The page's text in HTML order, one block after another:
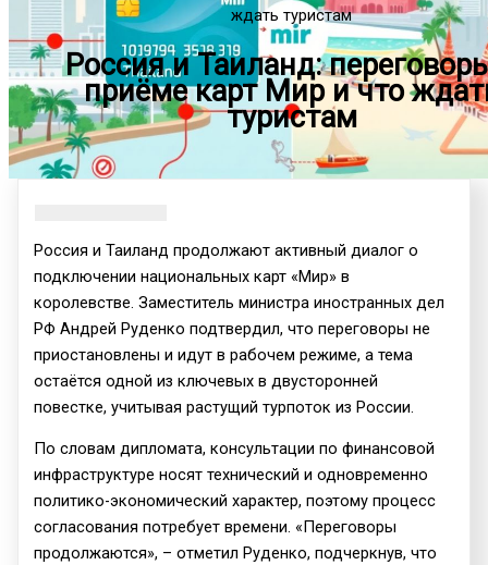
ждать туристам
Россия и Таиланд:
приёме карт Мир и что
туристам
Россия и Таиланд продолжают активный диалог о
подключении национальных карт «Мир» в
королевстве. Заместитель министра иностранных дел
РФ Андрей Руденко подтвердил, что переговоры не
приостановлены и идут в рабочем режиме, а тема
остаётся одной из ключевых в двусторонней
повестке, учитывая растущий турпоток из России.
По словам дипломата, консультации по финансовой
инфраструктуре носят технический и одновременно
политико-экономический характер, поэтому процесс
согласования потребует времени. «Переговоры
продолжаются», – отметил Руденко, подчеркнув, что